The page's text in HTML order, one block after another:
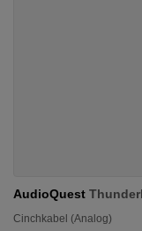
AudioQuest
Cinchkabel (Analog)